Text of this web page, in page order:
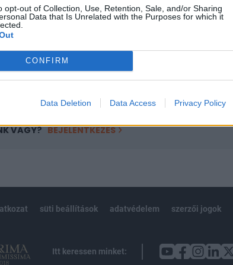
opt-out of Collection, Use, Retention, Sale, and/or Sharing
Data that Is Unrelated with the Purposes for which it
CONFIRM
Data Deletion Data Access Privacy Policy
tartalmazza:
cikkarchívum
elmúlt 2 év napon belüli
VAGY? BEJELENTKEZÉS
süti beállítások adatvédelem szerzői jogok
Itt keressen minket: